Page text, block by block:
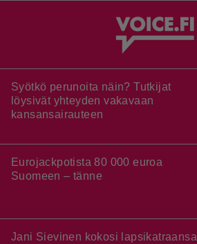
Syötkö perunoita näin? Tutkijat
löysivät yhteyden vakavaan
kansansairauteen
Eurojackpotista 80 000 euroa
Suomeen – tänne
Jani Sievinen kokosi lapsikatraansa